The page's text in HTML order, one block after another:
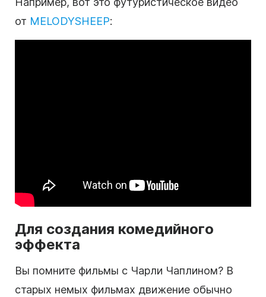
от MELODYSHEEP:
Для создания комедийного
эффекта
Вы помните фильмы с Чарли Чаплином? В
старых немых фильмах движение обычно